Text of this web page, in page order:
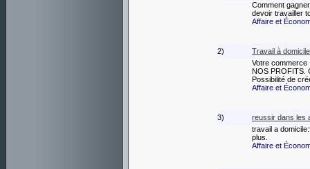
Comment
devoir travailler
Affaire et
2)
Travail à
Votre commerce
NOS PROFITS.
Possibilité de
Affaire et
3)
reussir dans les
travail a
plus.
Affaire et